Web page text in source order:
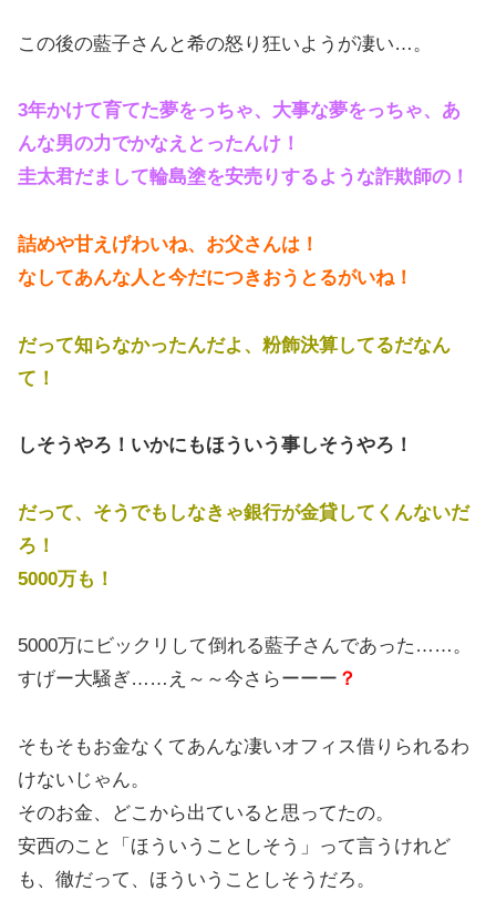
この後の藍子さんと希の怒り狂いようが凄い…。
3年かけて育てた夢をっちゃ、大事な夢をっちゃ、あ
んな男の力でかなえとったんけ！
圭太君だまして輪島塗を安売りするような詐欺師の！
詰めや甘えげわいね、お父さんは！
なしてあんな人と今だにつきおうとるがいね！
だって知らなかったんだよ、粉飾決算してるだなん
て！
しそうやろ！いかにもほういう事しそうやろ！
だって、そうでもしなきゃ銀行が金貸してくんないだ
ろ！
5000万も！
5000万にビックリして倒れる藍子さんであった……。
すげー大騒ぎ……え～～今さらーーー ？
そもそもお金なくてあんな凄いオフィス借りられるわ
けないじゃん。
そのお金、どこから出ていると思ってたの。
安西のこと「ほういうことしそう」って言うけれど
も、徹だって、ほういうことしそうだろ。